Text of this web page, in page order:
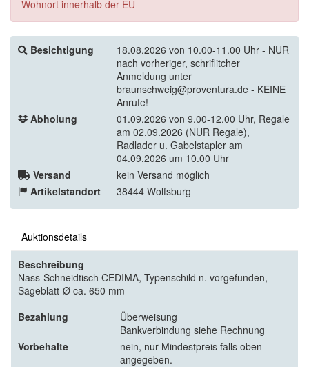
Wohnort innerhalb der EU
Besichtigung
18.08.2026 von 10.00-11.00 Uhr - NUR
nach vorheriger, schriflitcher
Anmeldung unter
braunschweig@proventura.de - KEINE
Anrufe!
Abholung
01.09.2026 von 9.00-12.00 Uhr, Regale
am 02.09.2026 (NUR Regale),
Radlader u. Gabelstapler am
04.09.2026 um 10.00 Uhr
Versand
kein Versand möglich
Artikelstandort
38444 Wolfsburg
Auktionsdetails
Beschreibung
Nass-Schneidtisch CEDIMA, Typenschild n. vorgefunden,
Sägeblatt-Ø ca. 650 mm
Bezahlung
Überweisung
Bankverbindung siehe Rechnung
Vorbehalte
nein, nur Mindestpreis falls oben
angegeben.